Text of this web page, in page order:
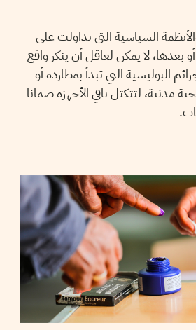
السياسية التي تداولت على
تونس، قبل سنة 2011 أو بعدها، لا يمكن لعاقل أن ينكر واقع
البوليسية التي تبدأ بمطاردة أو
مدنية، لتتكتل باقي الأجهزة ضمانا